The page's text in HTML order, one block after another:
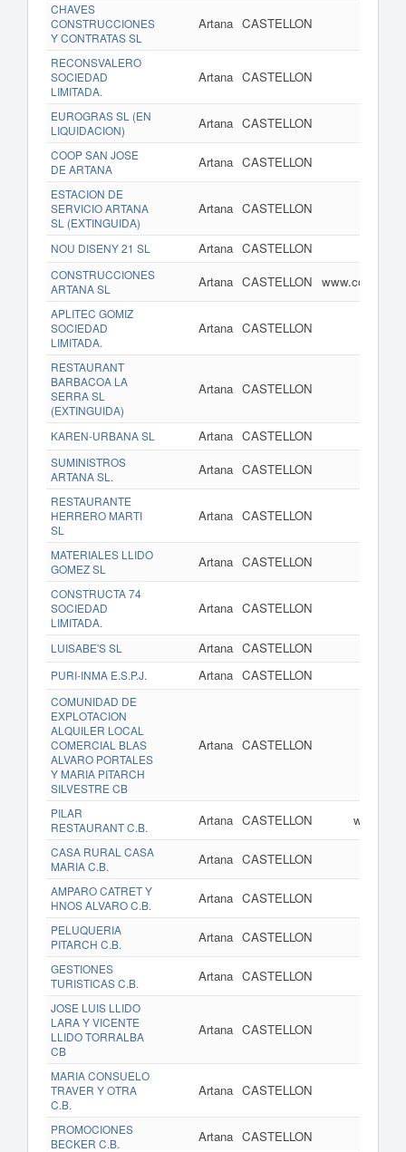
CHAVES
CONSTRUCCIONES
Y CONTRATAS SL
Artana CASTELLON
RECONSVALERO
SOCIEDAD
LIMITADA.
Artana CASTELLON
EUROGRAS SL (EN
LIQUIDACION)
Artana CASTELLON
COOP SAN JOSE
DE ARTANA
Artana CASTELLON
ESTACION DE
SERVICIO ARTANA
SL (EXTINGUIDA)
Artana CASTELLON
NOU DISENY 21 SL Artana CASTELLON
CONSTRUCCIONES
ARTANA SL
Artana CASTELLON
APLITEC GOMIZ
SOCIEDAD
LIMITADA.
Artana CASTELLON
RESTAURANT
BARBACOA LA
SERRA SL
(EXTINGUIDA)
Artana CASTELLON
KAREN-URBANA SL Artana CASTELLON
SUMINISTROS
ARTANA SL.
Artana CASTELLON
RESTAURANTE
HERRERO MARTI
SL
Artana CASTELLON
MATERIALES LLIDO
GOMEZ SL
Artana CASTELLON
CONSTRUCTA 74
SOCIEDAD
LIMITADA.
Artana CASTELLON
LUISABE'S SL Artana CASTELLON
PURI-INMA E.S.P.J. Artana CASTELLON
COMUNIDAD DE
EXPLOTACION
ALQUILER LOCAL
COMERCIAL BLAS
ALVARO PORTALES
Y MARIA PITARCH
SILVESTRE CB
Artana CASTELLON
PILAR
RESTAURANT C.B.
Artana CASTELLON
CASA RURAL CASA
MARIA C.B.
Artana CASTELLON
AMPARO CATRET Y
HNOS ALVARO C.B.
Artana CASTELLON
PELUQUERIA
PITARCH C.B.
Artana CASTELLON
GESTIONES
TURISTICAS C.B.
Artana CASTELLON
JOSE LUIS LLIDO
LARA Y VICENTE
LLIDO TORRALBA
CB
Artana CASTELLON
MARIA CONSUELO
TRAVER Y OTRA
C.B.
Artana CASTELLON
PROMOCIONES
BECKER C.B.
Artana CASTELLON